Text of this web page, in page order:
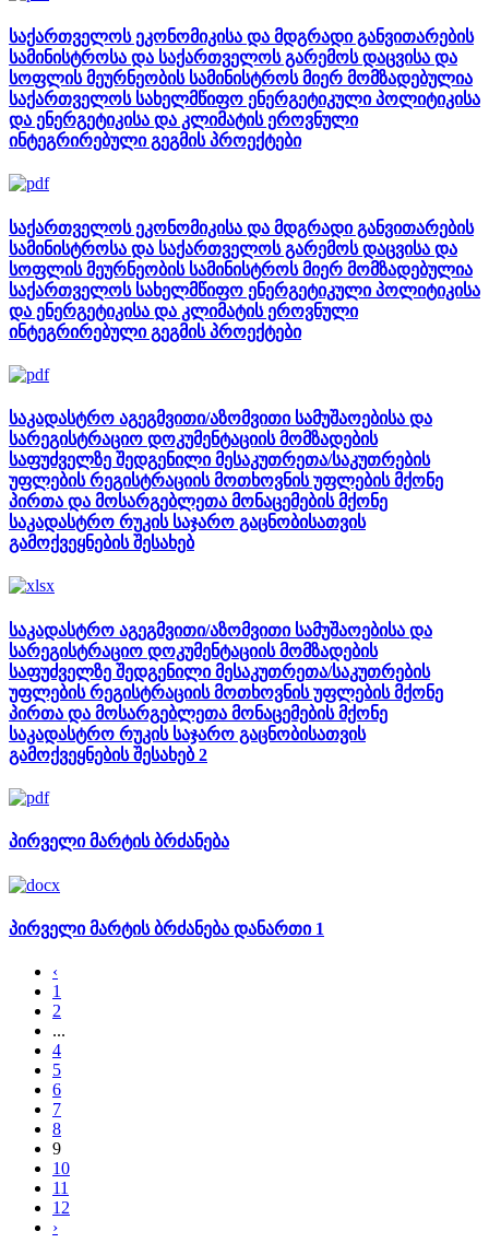
საქართველოს ეკონომიკისა და მდგრადი განვითარების
სამინისტროსა და საქართველოს გარემოს დაცვისა და
სოფლის მეურნეობის სამინისტროს მიერ მომზადებულია
საქართველოს სახელმწიფო ენერგეტიკული პოლიტიკისა
და ენერგეტიკისა და კლიმატის ეროვნული
ინტეგრირებული გეგმის პროექტები
საქართველოს ეკონომიკისა და მდგრადი განვითარების
სამინისტროსა და საქართველოს გარემოს დაცვისა და
სოფლის მეურნეობის სამინისტროს მიერ მომზადებულია
საქართველოს სახელმწიფო ენერგეტიკული პოლიტიკისა
და ენერგეტიკისა და კლიმატის ეროვნული
ინტეგრირებული გეგმის პროექტები
საკადასტრო აგეგმვითი/აზომვითი სამუშაოებისა და
სარეგისტრაციო დოკუმენტაციის მომზადების
საფუძველზე შედგენილი მესაკუთრეთა/საკუთრების
უფლების რეგისტრაციის მოთხოვნის უფლების მქონე
პირთა და მოსარგებლეთა მონაცემების მქონე
საკადასტრო რუკის საჯარო გაცნობისათვის
გამოქვეყნების შესახებ
საკადასტრო აგეგმვითი/აზომვითი სამუშაოებისა და
სარეგისტრაციო დოკუმენტაციის მომზადების
საფუძველზე შედგენილი მესაკუთრეთა/საკუთრების
უფლების რეგისტრაციის მოთხოვნის უფლების მქონე
პირთა და მოსარგებლეთა მონაცემების მქონე
საკადასტრო რუკის საჯარო გაცნობისათვის
გამოქვეყნების შესახებ 2
პირველი მარტის ბრძანება
პირველი მარტის ბრძანება დანართი 1
‹
1
2
...
4
5
6
7
8
9
10
11
12
›